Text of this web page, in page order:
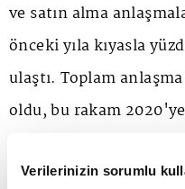
Verilerinizin sorumlu
ve satın alma
önceki yıla kıyasla
ulaştı. Toplam
oldu, bu rakam